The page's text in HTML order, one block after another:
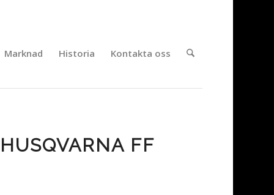
Marknad Historia Kontakta oss
FF